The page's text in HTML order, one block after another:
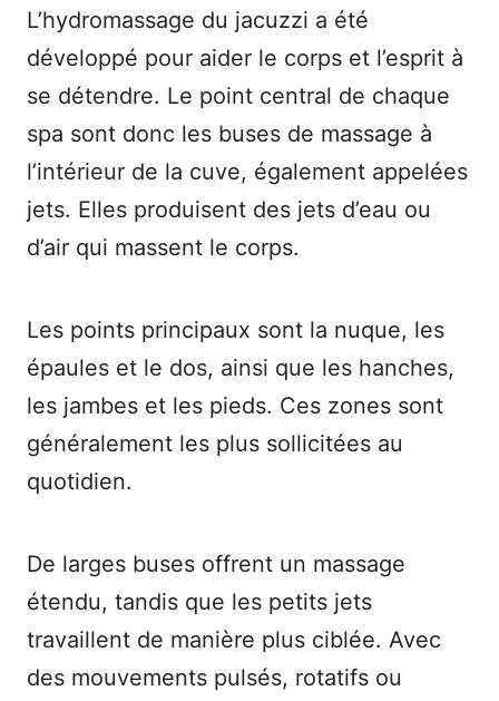
L’hydromassage du jacuzzi a été
développé pour aider le corps et l’esprit à
se détendre. Le point central de chaque
spa sont donc les buses de massage à
l’intérieur de la cuve, également appelées
jets. Elles produisent des jets d’eau ou
d’air qui massent le corps.
Les points principaux sont la nuque, les
épaules et le dos, ainsi que les hanches,
les jambes et les pieds. Ces zones sont
généralement les plus sollicitées au
quotidien.
De larges buses offrent un massage
étendu, tandis que les petits jets
travaillent de manière plus ciblée. Avec
des mouvements pulsés, rotatifs ou